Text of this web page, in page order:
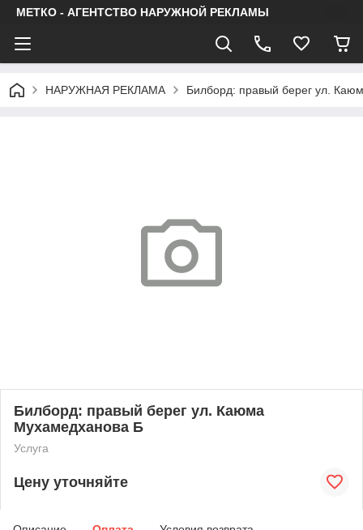
МЕТКО - АГЕНТСТВО НАРУЖНОЙ РЕКЛАМЫ
НАРУЖНАЯ РЕКЛАМА Билборд: правый берег ул.
Билборд: правый берег ул. Каюма
Мухамедханова Б
Услуга
Цену уточняйте